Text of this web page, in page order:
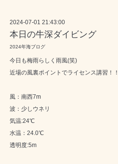
2024-07-01 21:43:00
本日の牛深ダイビング
2024年海ブログ
今日も梅雨らしく雨風(笑)
近場の風裏ポイントでライセンス講習！！
風：南西7m
波：少しウネリ
気温:24℃
水温：24.0℃
透明度:5m